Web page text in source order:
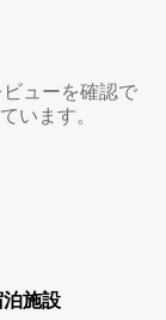
ューを確認で
います。
施⁠設